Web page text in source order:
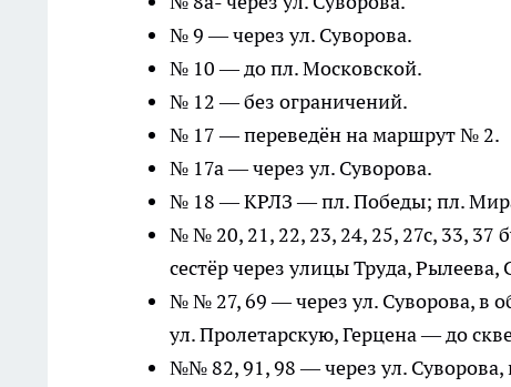
№ 9 — через ул. Суворова.
№ 10 — до пл. Московской.
№ 12 — без ограничений.
№ 17 — переведён на маршрут № 2.
№ 17а — через ул. Суворова.
№ 18 — КРЛЗ — пл. Победы; пл.
№ № 20, 21, 22, 23, 24, 25, 27с, 33, 37
сестёр через улицы Труда, Рылеева,
№ № 27, 69 — через ул. Суворова, в
ул. Пролетарскую, Герцена — до
№№ 82, 91, 98 — через ул. Суворова,